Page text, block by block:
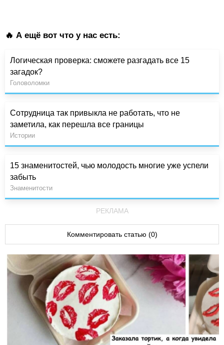
🔥 А ещё вот что у нас есть:
Логическая проверка: сможете разгадать все 15
загадок?
Головоломки
Сотрудница так привыкла не работать, что не
заметила, как перешла все границы
Истории
15 знаменитостей, чью молодость многие уже успели
забыть
Знаменитости
РЕКЛАМА
Комментировать статью (0)